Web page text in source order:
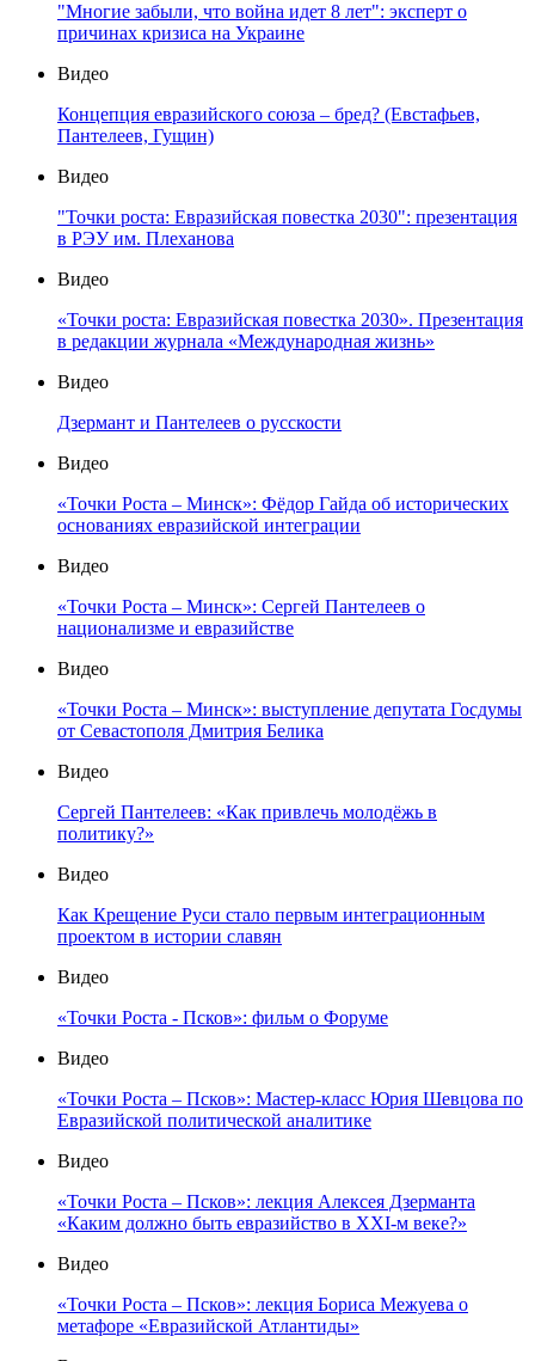
"Многие забыли, что война идет 8 лет": эксперт о
причинах кризиса на Украине
Видео
Концепция евразийского союза – бред? (Евстафьев,
Пантелеев, Гущин)
Видео
"Точки роста: Евразийская повестка 2030": презентация
в РЭУ им. Плеханова
Видео
«Точки роста: Евразийская повестка 2030». Презентация
в редакции журнала «Международная жизнь»
Видео
Дзермант и Пантелеев о русскости
Видео
«Точки Роста – Минск»: Фёдор Гайда об исторических
основаниях евразийской интеграции
Видео
«Точки Роста – Минск»: Сергей Пантелеев о
национализме и евразийстве
Видео
«Точки Роста – Минск»: выступление депутата Госдумы
от Севастополя Дмитрия Белика
Видео
Сергей Пантелеев: «Как привлечь молодёжь в
политику?»
Видео
Как Крещение Руси стало первым интеграционным
проектом в истории славян
Видео
«Точки Роста - Псков»: фильм о Форуме
Видео
«Точки Роста – Псков»: Мастер-класс Юрия Шевцова по
Евразийской политической аналитике
Видео
«Точки Роста – Псков»: лекция Алексея Дзерманта
«Каким должно быть евразийство в XXI-м веке?»
Видео
«Точки Роста – Псков»: лекция Бориса Межуева о
метафоре «Евразийской Атлантиды»